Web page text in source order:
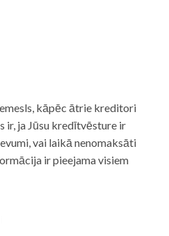
kāpēc ātrie kreditori
ir, ja Jūsu kredītvēsture ir
vai laikā nenomaksāti
ir pieejama visiem